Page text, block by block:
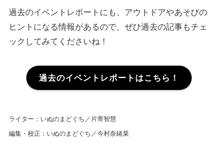
過去のイベントレポートにも、アウトドアやあそびの
ヒントになる情報があるので、ぜひ過去の記事もチェ
ックしてみてくださいね！
過去のイベントレポートはこちら！
ライター：いぬのまどぐち／片寄智慧
編集・校正：いぬのまどぐち／今村奈緒菜